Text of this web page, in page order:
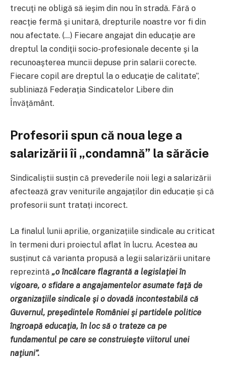
trecuţi ne obligă să ieşim din nou în stradă. Fără o
reacţie fermă şi unitară, drepturile noastre vor fi din
nou afectate. (…) Fiecare angajat din educaţie are
dreptul la condiţii socio-profesionale decente şi la
recunoaşterea muncii depuse prin salarii corecte.
Fiecare copil are dreptul la o educaţie de calitate”,
subliniază Federaţia Sindicatelor Libere din
Învăţământ.
Profesorii spun că noua lege a
salarizării îi „condamnă” la sărăcie
Sindicaliștii susțin că prevederile noii legi a salarizării
afectează grav veniturile angajaților din educație și că
profesorii sunt tratați incorect.
La finalul lunii aprilie, organizațiile sindicale au criticat
în termeni duri proiectul aflat în lucru. Acestea au
susținut că varianta propusă a legii salarizării unitare
reprezintă „o încălcare flagrantă a legislaţiei în
vigoare, o sfidare a angajamentelor asumate faţă de
organizaţiile sindicale şi o dovadă incontestabilă că
Guvernul, preşedintele României şi partidele politice
îngroapă educaţia, în loc să o trateze ca pe
fundamentul pe care se construieşte viitorul unei
naţiuni”.